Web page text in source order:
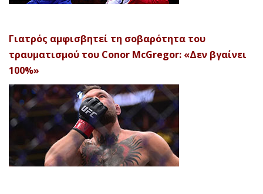
Γιατρός αμφισβητεί τη σοβαρότητα του
τραυματισμού του Conor McGregor: «Δεν βγαίνει
100%»